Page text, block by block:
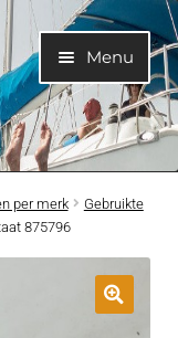
Menu
Submenu
per merk
Gebruikte
875796